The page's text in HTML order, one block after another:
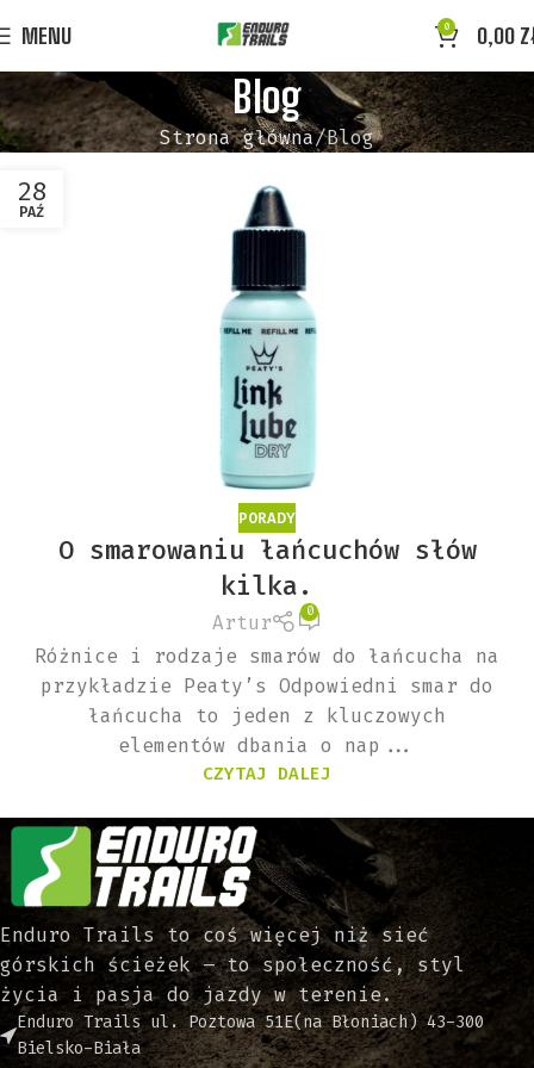
MENU 0 0,00
Blog
Strona główna Blog
28
PAŹ
PORADY
O smarowaniu łańcuchów słów
kilka.
Artur 0
Różnice i rodzaje smarów do łańcucha na
przykładzie Peaty’s Odpowiedni smar do
łańcucha to jeden z kluczowych
elementów dbania o nap...
CZYTAJ DALEJ
Enduro Trails to coś więcej niż sieć
górskich ścieżek – to społeczność, styl
życia i pasja do jazdy w terenie.
Enduro Trails ul. Poztowa 51E(na Błoniach) 43-300
Bielsko-Biała